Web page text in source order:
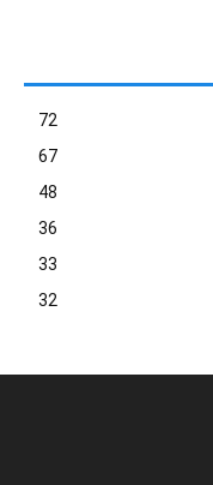
72
67
48
36
33
32